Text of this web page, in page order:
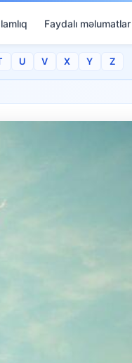
Faydalı məlumatlar
U V X Y Z